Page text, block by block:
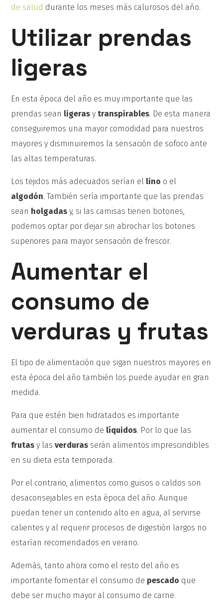
de salud durante los meses más calurosos del año.
Utilizar prendas
ligeras
En esta época del año es muy importante que las
prendas sean ligeras y transpirables. De esta manera
conseguiremos una mayor comodidad para nuestros
mayores y disminuiremos la sensación de sofoco ante
las altas temperaturas.
Los tejidos más adecuados serían el lino o el
algodón. También sería importante que las prendas
sean holgadas y, si las camisas tienen botones,
podemos optar por dejar sin abrochar los botones
superiores para mayor sensación de frescor.
Aumentar el
consumo de
verduras y frutas
El tipo de alimentación que sigan nuestros mayores en
esta época del año también los puede ayudar en gran
medida.
Para que estén bien hidratados es importante
aumentar el consumo de líquidos. Por lo que las
frutas y lasverduras serán alimentos imprescindibles
en su dieta esta temporada.
Por el contrario, alimentos como guisos o caldos son
desaconsejables en esta época del año. Aunque
puedan tener un contenido alto en agua, al servirse
calientes y al requerir procesos de digestión largos no
estarían recomendados en verano.
Además, tanto ahora como el resto del año es
importante fomentar el consumo de pescado que
debe ser mucho mayor al consumo de carne.